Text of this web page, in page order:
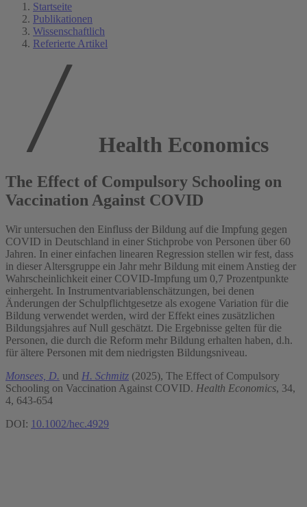
Startseite
Publikationen
Wissenschaftlich
Referierte Artikel
Health Economics
The Effect of Compulsory Schooling on
Vaccination Against COVID
Wir untersuchen den Einfluss der Bildung auf die Impfung gegen
COVID in Deutschland in einer Stichprobe von Personen über 60
Jahren. In einer einfachen linearen Regression stellen wir fest, dass
in dieser Altersgruppe ein Jahr mehr Bildung mit einem Anstieg der
Wahrscheinlichkeit einer COVID-Impfung um 0,7 Prozentpunkte
einhergeht. In Instrumentvariablenschätzungen, bei denen
Änderungen der Schulpflichtgesetze als exogene Variation für die
Bildung verwendet werden, wird der Effekt eines zusätzlichen
Bildungsjahres auf Null geschätzt. Die Ergebnisse gelten für die
Personen, die durch die Reform mehr Bildung erhalten haben, d.h.
für ältere Personen mit dem niedrigsten Bildungsniveau.
Monsees, D. und H. Schmitz (2025), The Effect of Compulsory
Schooling on Vaccination Against COVID. Health Economics, 34,
4, 643-654
DOI: 10.1002/hec.4929